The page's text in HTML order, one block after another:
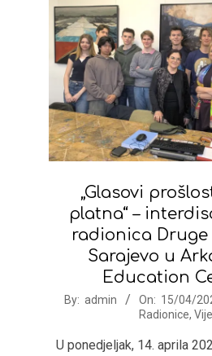
„Glasovi
platna“ –
radionica
Sarajevo u
Education
2025-
15
By: admin On: 15/04/
Radionice,
U ponedjeljak, 14. aprila